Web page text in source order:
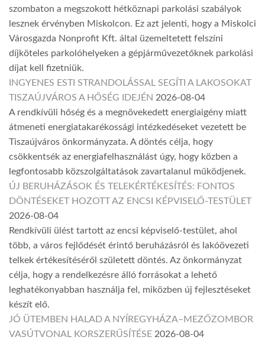
szombaton a megszokott hétköznapi parkolási szabályok
lesznek érvényben Miskolcon. Ez azt jelenti, hogy a Miskolci
Városgazda Nonprofit Kft. által üzemeltetett felszíni
díjköteles parkolóhelyeken a gépjárművezetőknek parkolási
díjat kell fizetniük.
INGYENES ESTI STRANDOLÁSSAL SEGÍTI A LAKOSOKAT
TISZAÚJVÁROS A HŐSÉG IDEJÉN 2026-08-04
A rendkívüli hőség és a megnövekedett energiaigény miatt
átmeneti energiatakarékossági intézkedéseket vezetett be
Tiszaújváros önkormányzata. A döntés célja, hogy
csökkentsék az energiafelhasználást úgy, hogy közben a
legfontosabb közszolgáltatások zavartalanul működjenek.
ÚJ BERUHÁZÁSOK ÉS TELEKÉRTÉKESÍTÉS: FONTOS
DÖNTÉSEKET HOZOTT AZ ENCSI KÉPVISELŐ-TESTÜLET
2026-08-04
Rendkívüli ülést tartott az encsi képviselő-testület, ahol
több, a város fejlődését érintő beruházásról és lakóövezeti
telkek értékesítéséről született döntés. Az önkormányzat
célja, hogy a rendelkezésre álló forrásokat a lehető
leghatékonyabban használja fel, miközben új fejlesztéseket
készít elő.
JÓ ÜTEMBEN HALAD A NYÍREGYHÁZA–MEZŐZOMBOR
VASÚTVONAL KORSZERŰSÍTÉSE 2026-08-04